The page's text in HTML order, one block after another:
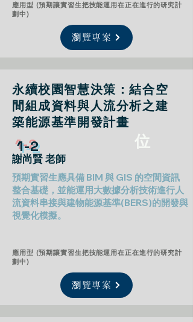
應用型 (預期讓實習生把技能運用在正在進行的研究計
劃中)
瀏覽專案
永續校園智慧決策：結合空
間組成資料與人流分析之建
築能源基準開發計畫
1-2 位
謝尚賢 老師
預期實習生應具備 BIM 與 GIS 的空間資訊
整合基礎，並能運用大數據分析技術進行人
流資料串接與建物能源基準(BERS)的開發與
視覺化模擬。
應用型 (預期讓實習生把技能運用在正在進行的研究計
劃中)
瀏覽專案